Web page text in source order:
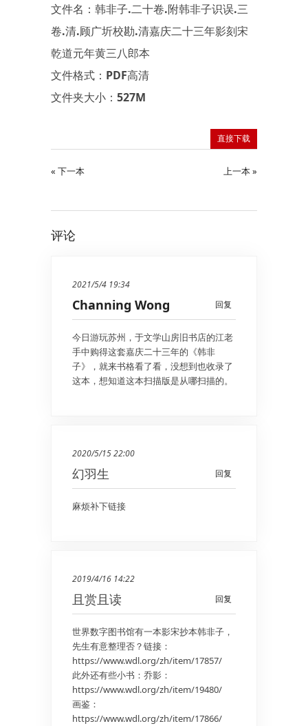
文件名：韩非子.二十卷.附韩非子识误.三
卷.清.顾广圻校勘.清嘉庆二十三年影刻宋
乾道元年黄三八郎本
文件格式：PDF高清
文件夹大小：527M
直接下载
« 下一本 上一本 »
评论
2021/5/4 19:34
回复
Channing Wong
今日游玩苏州，于文学山房旧书店的江老
手中购得这套嘉庆二十三年的《韩非
子》，就来书格看了看，没想到也收录了
这本，想知道这本扫描版是从哪扫描的。
2020/5/15 22:00
回复
幻羽生
麻烦补下链接
2019/4/16 14:22
回复
且赏且读
世界数字图书馆有一本影宋抄本韩非子，
先生有意整理否？链接：
https://www.wdl.org/zh/item/17857/
此外还有些小书：乔影：
https://www.wdl.org/zh/item/19480/
画鉴：
https://www.wdl.org/zh/item/17866/